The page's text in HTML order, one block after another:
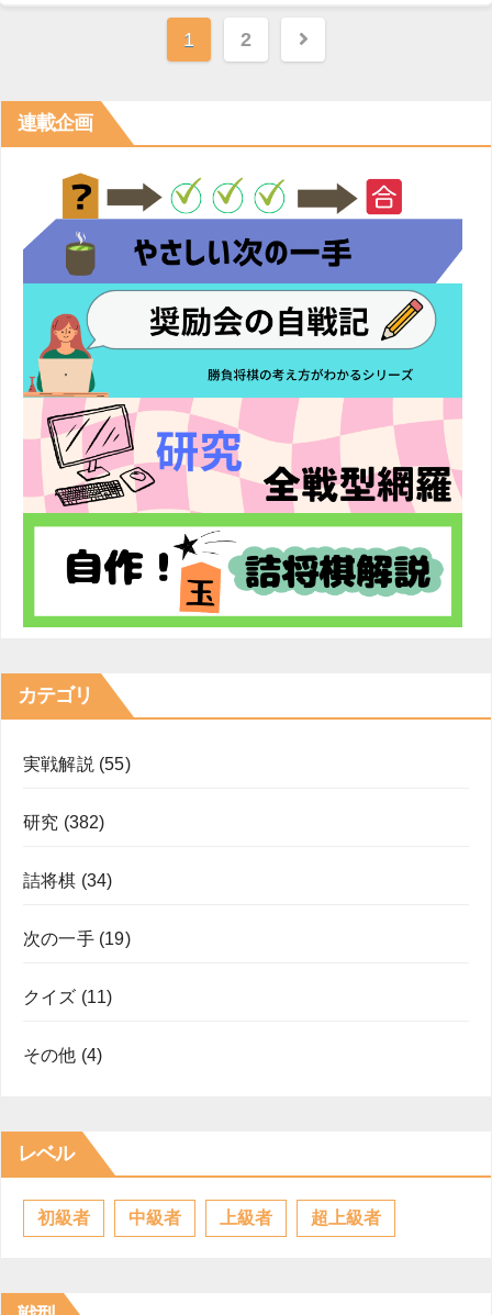
投
ペ
ー
ジ
送
り
1 2
連載企画
カテゴリ
実戦解説 (55)
研究 (382)
詰将棋 (34)
次の一手(19)
クイズ (11)
その他 (4)
レベル
初級者 中級者 上級者 超上級者